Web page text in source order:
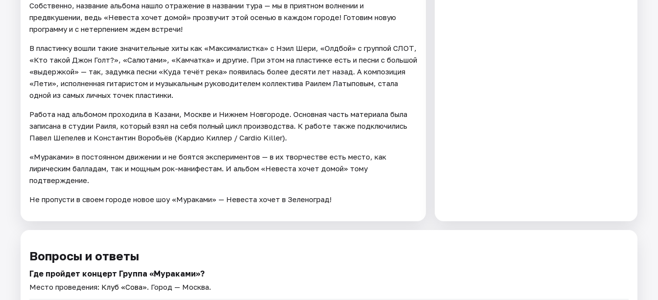
Собственно, название альбома нашло отражение в названии тура — мы в приятном волнении и
предвкушении, ведь «Невеста хочет домой» прозвучит этой осенью в каждом городе! Готовим новую
программу и с нетерпением ждем встречи!
В пластинку вошли такие значительные хиты как «Максималистка» с Нэил Шери, «Олдбой» с группой СЛОТ,
«Кто такой Джон Голт?», «Салютами», «Камчатка» и другие. При этом на пластинке есть и песни с большой
«выдержкой» — так, задумка песни «Куда течёт река» появилась более десяти лет назад. А композиция
«Лети», исполненная гитаристом и музыкальным руководителем коллектива Раилем Латыповым, стала
одной из самых личных точек пластинки.
Работа над альбомом проходила в Казани, Москве и Нижнем Новгороде. Основная часть материала была
записана в студии Раиля, который взял на себя полный цикл производства. К работе также подключились
Павел Шепелев и Константин Воробьёв (Кардио Киллер / Cardio Killer).
«Мураками» в постоянном движении и не боятся экспериментов — в их творчестве есть место, как
лирическим балладам, так и мощным рок-манифестам. И альбом «Невеста хочет домой» тому
подтверждение.
Не пропусти в своем городе новое шоу «Мураками» — Невеста хочет в Зеленоград!
Вопросы и ответы
Где пройдет концерт Группа «Мураками»?
Место проведения: Клуб «Сова». Город — Москва.